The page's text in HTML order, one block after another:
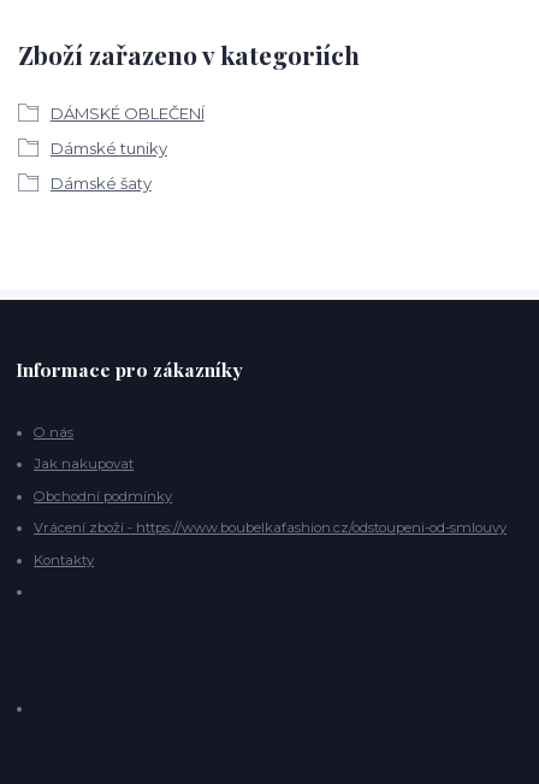
Zboží zařazeno v kategoriích
DÁMSKÉ OBLEČENÍ
Dámské tuniky
Dámské šaty
Informace pro zákazníky
O nás
Jak nakupovat
Obchodní podmínky
Vrácení zboží - https://www.boubelkafashion.cz/odstoupeni-od-smlouvy
Kontakty